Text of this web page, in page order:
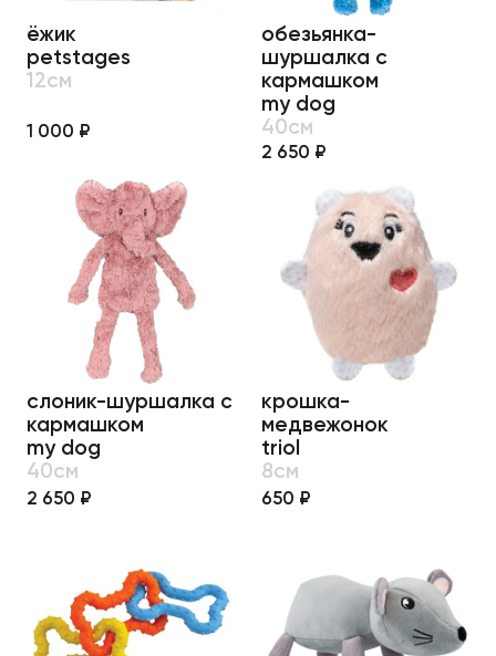
ёжик
petstages
12см
1 000 ₽
обезьянка-
шуршалка с
кармашком
my dog
40см
2 650 ₽
слоник-шуршалка с
кармашком
my dog
40см
2 650 ₽
крошка-
медвежонок
triol
8см
650 ₽